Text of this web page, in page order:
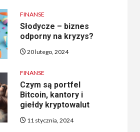
FINANSE
Słodycze – biznes
odporny na kryzys?
20 lutego, 2024
FINANSE
Czym są portfel
Bitcoin, kantory i
giełdy kryptowalut
11 stycznia, 2024